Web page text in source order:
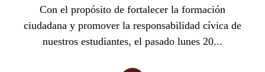
Con el propósito de fortalecer la formación
ciudadana y promover la responsabilidad cívica de
nuestros estudiantes, el pasado lunes 20...